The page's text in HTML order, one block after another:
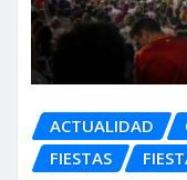
ACTUALIDAD
FIESTAS